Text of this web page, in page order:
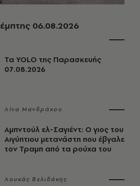
06.08.2026
Τα YOLO της Παρασκευής
07.08.2026
Λίνα Μανδράκου
Αμπντούλ ελ-Σαγιέντ: Ο γιος του
Αιγύπτιου μετανάστη που έβγαλε
τον Τραμπ από τα ρούχα του
Λουκάς Βελιδάκης